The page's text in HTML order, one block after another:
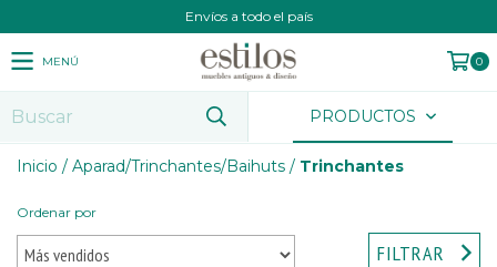
Envíos a todo el país
MENÚ 0
PRODUCTOS
Inicio / Aparad/Trinchantes/Baihuts / Trinchantes
Ordenar por
FILTRAR